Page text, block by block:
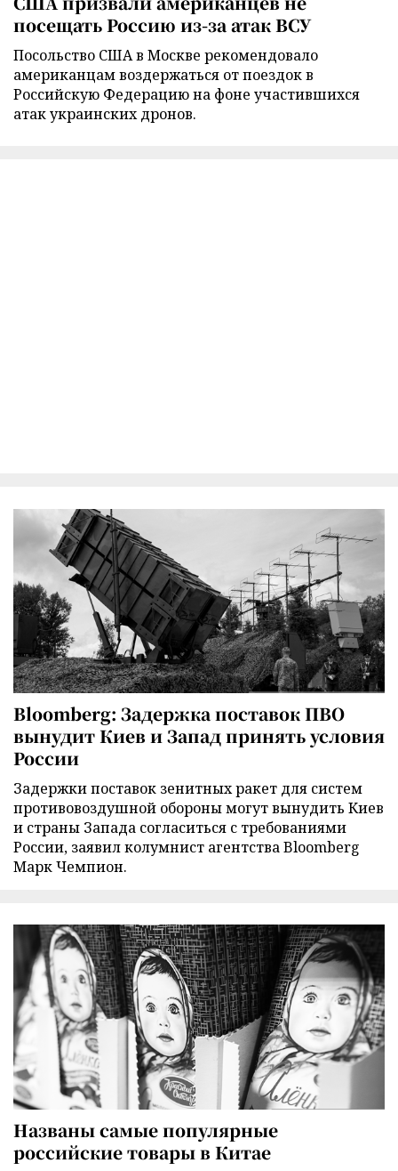
посещать Россию из-за атак ВСУ
Посольство США в Москве рекомендовало
американцам воздержаться от поездок в
Российскую Федерацию на фоне участившихся
атак украинских дронов.
Bloomberg: Задержка поставок ПВО
вынудит Киев и Запад принять условия
России
Задержки поставок зенитных ракет для систем
противовоздушной обороны могут вынудить Киев
и страны Запада согласиться с требованиями
России, заявил колумнист агентства Bloomberg
Марк Чемпион.
Названы самые популярные
российские товары в Китае